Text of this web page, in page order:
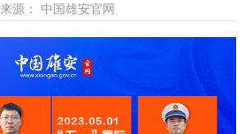
来源： 中国雄安官网